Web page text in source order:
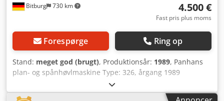
Bitburg 730 km 4.500 €
Fast pris plus moms
Forespørge Ring op
Stand: meget god (brugt), Produktionsår: 1989, Panhans
plan- og spånhøvlmaskine Type: 326, årgang 1989
Høvlbrede: 630 mm Indføringsbord: 1600 mm
Udgangsbord: 1150 mm Total bordlængde: 2800 mm